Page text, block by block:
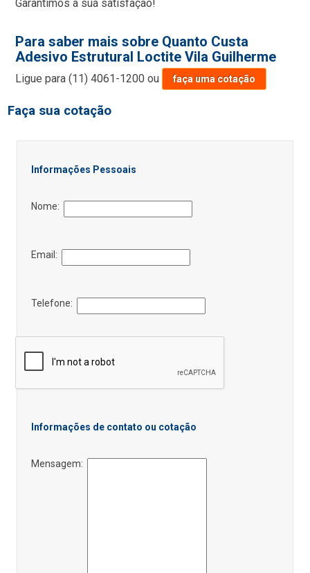
Garantimos a sua satisfação!
Para saber mais sobre Quanto Custa
Adesivo Estrutural Loctite Vila Guilherme
Ligue para(11) 4061-1200 ou faça uma cotação
Faça sua cotação
Informações Pessoais
Nome:
Email:
Telefone:
Informações de contato ou cotação
Mensagem: